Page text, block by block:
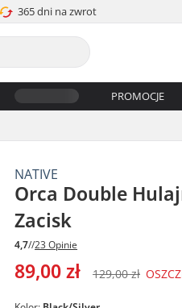
365 dni na zwrot
PROMOCJE
NATIVE
Orca Double
Zacisk
4,7//23 Opinie
89,00 zł 129,00 zł